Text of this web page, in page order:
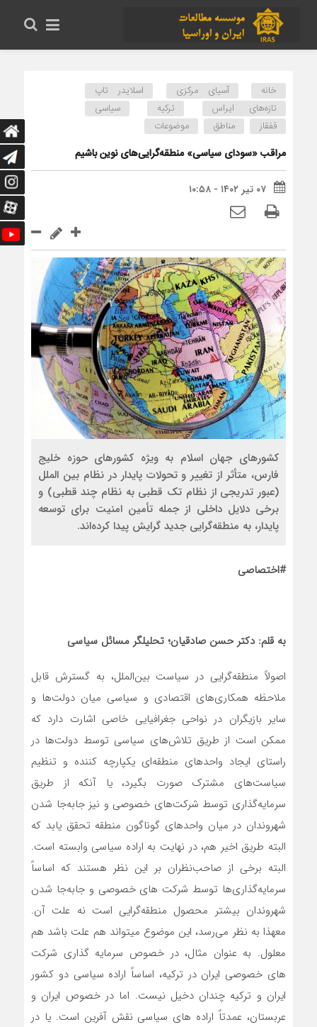
خانه آسیای مرکزی
اسلایدر تاپ
تازه‌های ایراس
ترکیه
سیاسی
قفقاز
مناطق موضوعات
مراقب «سودای سیاسی» منطقه‌گرایی‌های نوین باشیم
۰۷ تیر ۱۴۰۲ - ۱۰:۵۸
کشورهای جهان اسلام به ویژه کشورهای حوزه خلیج
فارس، متأثر از تغییر و تحولات پایدار در نظام بین الملل
(عبور تدریجی از نظام تک قطبی به نظام چند قطبی) و
برخی دلایل داخلی از جمله تأمین امنیت برای توسعه
پایدار، به منطقه‌گرایی جدید گرایش پیدا کرده‌اند.
#اختصاصی
به قلم: دکتر حسن صادقیان؛ تحلیلگر مسائل سیاسی
اصولاً منطقه‌گرایی در سیاست بین‌الملل، به گسترش قابل
ملاحظه همکاری‌های اقتصادی و سیاسی میان دولت‌ها و
سایر بازیگران در نواحی جغرافیایی خاصی اشارت دارد که
ممکن است از طریق تلاش‌های سیاسی توسط دولت‌ها در
راستای ایجاد واحدهای منطقه‌ای یکپارچه کننده و تنظیم
سیاست‌های مشترک صورت بگیرد، یا آنکه از طریق
سرمایه‌گذاری توسط شرکت‌های خصوصی و نیز جا‏به‏‌جا شدن
شهروندان در میان واحدهای گوناگون منطقه تحقق یابد که
البته طریق اخیر هم، در نهایت به اراده سیاسی وابسته است.
البته برخی از صاحب‌نظران بر این نظر هستند که اساساً
سرمایه‏‌گذاری‏‌ها توسط شرکت های خصوصی و جابه‌‏جا شدن
شهروندان بیشتر محصول منطقه‏‌گرایی است نه علت آن.
معهذا به نظر می‌‏رسد، این موضوع می‏تواند هم علت باشد هم
معلول. به عنوان مثال، در خصوص سرمایه گذاری شرکت
های خصوصی ایران در ترکیه، اساساً اراده سیاسی دو کشور
ایران و ترکیه چندان دخیل نیست. اما در خصوص ایران و
عربستان، عمدتاً اراده های سیاسی نقش آفرین است. یا در